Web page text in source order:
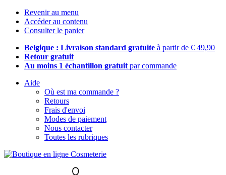
Revenir au menu
Accéder au contenu
Consulter le panier
Belgique : Livraison standard gratuite à partir de € 49,90
Retour gratuit
Au moins 1 échantillon gratuit par commande
Aide
Où est ma commande ?
Retours
Frais d'envoi
Modes de paiement
Nous contacter
Toutes les rubriques